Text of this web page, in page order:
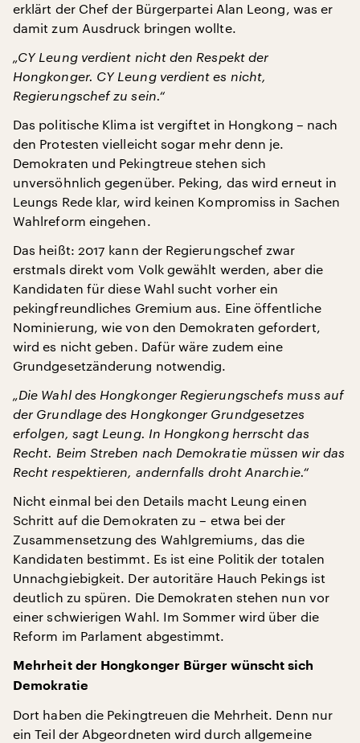
erklärt der Chef der Bürgerpartei Alan Leong, was er
damit zum Ausdruck bringen wollte.
„CY Leung verdient nicht den Respekt der
Hongkonger. CY Leung verdient es nicht,
Regierungschef zu sein.“
Das politische Klima ist vergiftet in Hongkong – nach
den Protesten vielleicht sogar mehr denn je.
Demokraten und Pekingtreue stehen sich
unversöhnlich gegenüber. Peking, das wird erneut in
Leungs Rede klar, wird keinen Kompromiss in Sachen
Wahlreform eingehen.
Das heißt: 2017 kann der Regierungschef zwar
erstmals direkt vom Volk gewählt werden, aber die
Kandidaten für diese Wahl sucht vorher ein
pekingfreundliches Gremium aus. Eine öffentliche
Nominierung, wie von den Demokraten gefordert,
wird es nicht geben. Dafür wäre zudem eine
Grundgesetzänderung notwendig.
„Die Wahl des Hongkonger Regierungschefs muss auf
der Grundlage des Hongkonger Grundgesetzes
erfolgen, sagt Leung. In Hongkong herrscht das
Recht. Beim Streben nach Demokratie müssen wir das
Recht respektieren, andernfalls droht Anarchie.“
Nicht einmal bei den Details macht Leung einen
Schritt auf die Demokraten zu – etwa bei der
Zusammensetzung des Wahlgremiums, das die
Kandidaten bestimmt. Es ist eine Politik der totalen
Unnachgiebigkeit. Der autoritäre Hauch Pekings ist
deutlich zu spüren. Die Demokraten stehen nun vor
einer schwierigen Wahl. Im Sommer wird über die
Reform im Parlament abgestimmt.
Mehrheit der Hongkonger Bürger wünscht sich
Demokratie
Dort haben die Pekingtreuen die Mehrheit. Denn nur
ein Teil der Abgeordneten wird durch allgemeine